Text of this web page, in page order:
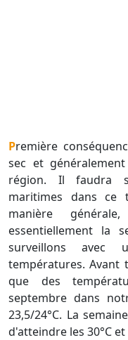
Première conséquence, il faut s'attendre à un temps
sec et
région. Il faudra
maritimes dans ce
manière
essentiellement la
surveillons avec
températures.
que des
septembre dans
23,5/24°C. La
d'atteindre les 30°C